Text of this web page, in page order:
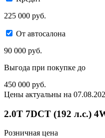
225 000 руб.
От автосалона
90 000 руб.
Выгода при покупке до
450 000 руб.
Цены актуальны на
2.0T 7DCT (192 л.с.)
Розничная цена